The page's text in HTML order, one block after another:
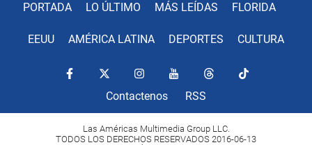
PORTADA LO ÚLTIMO MÁS LEÍDAS FLORIDA
EEUU AMÉRICA LATINA DEPORTES CULTURA
Contactenos RSS
Las Américas Multimedia Group LLC.
TODOS LOS DERECHOS RESERVADOS 2016-06-13